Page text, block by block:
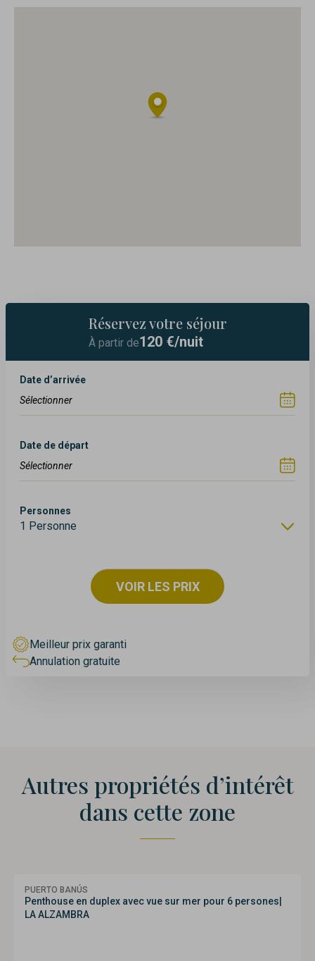
Réservez votre séjour
À partir de120 €/nuit
Date d’arrivée
Date de départ
Personnes
1 Personne
VOIR LES PRIX
Meilleur prix garanti
Annulation gratuite
Autres propriétés d’intérêt
dans cette zone
PUERTO BANÚS
Penthouse en duplex avec vue sur mer pour 6 persones|
LA ALZAMBRA